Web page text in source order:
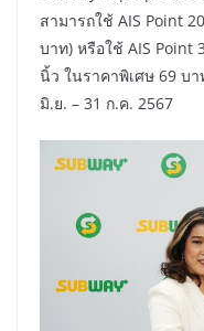
สามารถใช้ AIS Point
บาท) หรือใช้ AIS
นิ้ว ในราคาพิเศษ 69 บ
มิ.ย. – 31 ก.ค. 2567